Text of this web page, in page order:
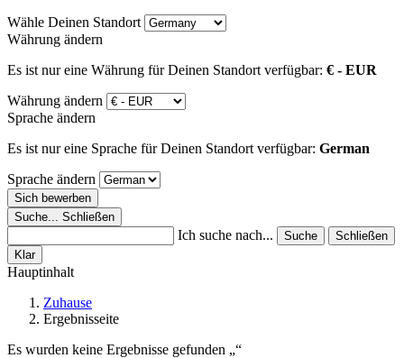
Wähle Deinen Standort
Währung ändern
Es ist nur eine Währung für Deinen Standort verfügbar: € - EUR
Währung ändern
Sprache ändern
Es ist nur eine Sprache für Deinen Standort verfügbar: German
Sprache ändern
Sich bewerben
Suche...
Schließen
Ich suche nach... Suche
Schließen
Klar
Hauptinhalt
Zuhause
Ergebnisseite
Es wurden keine Ergebnisse gefunden